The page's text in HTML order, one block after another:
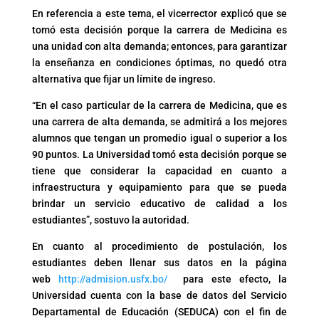
En referencia a este tema, el vicerrector explicó que se
tomó esta decisión porque la carrera de Medicina es
una unidad con alta demanda; entonces, para garantizar
la enseñanza en condiciones óptimas, no quedó otra
alternativa que fijar un límite de ingreso.
“En el caso particular de la carrera de Medicina, que es
una carrera de alta demanda, se admitirá a los mejores
alumnos que tengan un promedio igual o superior a los
90 puntos. La Universidad tomó esta decisión porque se
tiene que considerar la capacidad en cuanto a
infraestructura y equipamiento para que se pueda
brindar un servicio educativo de calidad a los
estudiantes”, sostuvo la autoridad.
En cuanto al procedimiento de postulación, los
estudiantes deben llenar sus datos en la página
web
http://admision.usfx.bo/
para este efecto, la
Universidad cuenta con la base de datos del Servicio
Departamental de Educación (SEDUCA) con el fin de